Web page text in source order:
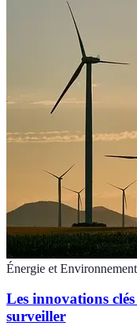
Énergie et Environnement
Les innovations
surveiller